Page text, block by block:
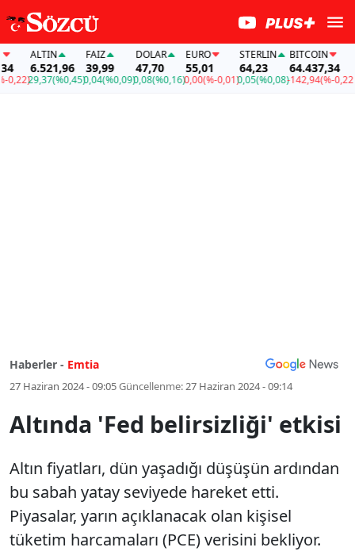
ALTIN
6.521,96
29,37(%0,45)
FAİZ
39,99
0,04(%0,09)
DOLAR
47,70
0,08(%0,16)
EURO
55,01
0,00(%-0,01)
STERLIN
64,23
0,05(%0,08)
BITCOIN
64.437,34
-142,94(%-0,22)
Haberler - Emtia
27 Haziran 2024 - 09:05Güncellenme:27 Haziran 2024 - 09:14
Altında 'Fed belirsizliği' etkisi
Altın fiyatları, dün yaşadığı düşüşün ardından
bu sabah yatay seviyede hareket etti.
Piyasalar, yarın açıklanacak olan kişisel
tüketim harcamaları (PCE) verisini bekliyor.